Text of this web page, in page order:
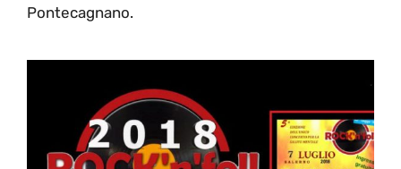
Pontecagnano.